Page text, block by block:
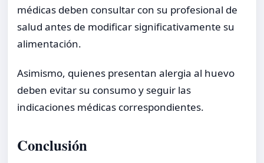
médicas deben consultar con su profesional de
salud antes de modificar significativamente su
alimentación.
Asimismo, quienes presentan alergia al huevo
deben evitar su consumo y seguir las
indicaciones médicas correspondientes.
Conclusión